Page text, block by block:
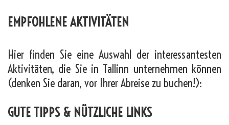
EMPFOHLENE AKTIVITÄTEN
Hier finden Sie eine Auswahl der interessantesten
Aktivitäten, die Sie in Tallinn unternehmen können
(denken Sie daran, vor Ihrer Abreise zu buchen!):
GUTE TIPPS & NÜTZLICHE LINKS